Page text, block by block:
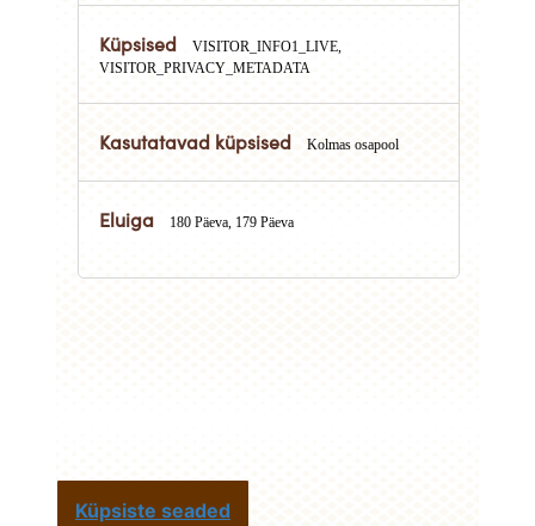
VISITOR_INFO1_LIVE,
VISITOR_PRIVACY_METADATA
Kolmas osapool
180 Päeva, 179 Päeva
Küpsiste seaded